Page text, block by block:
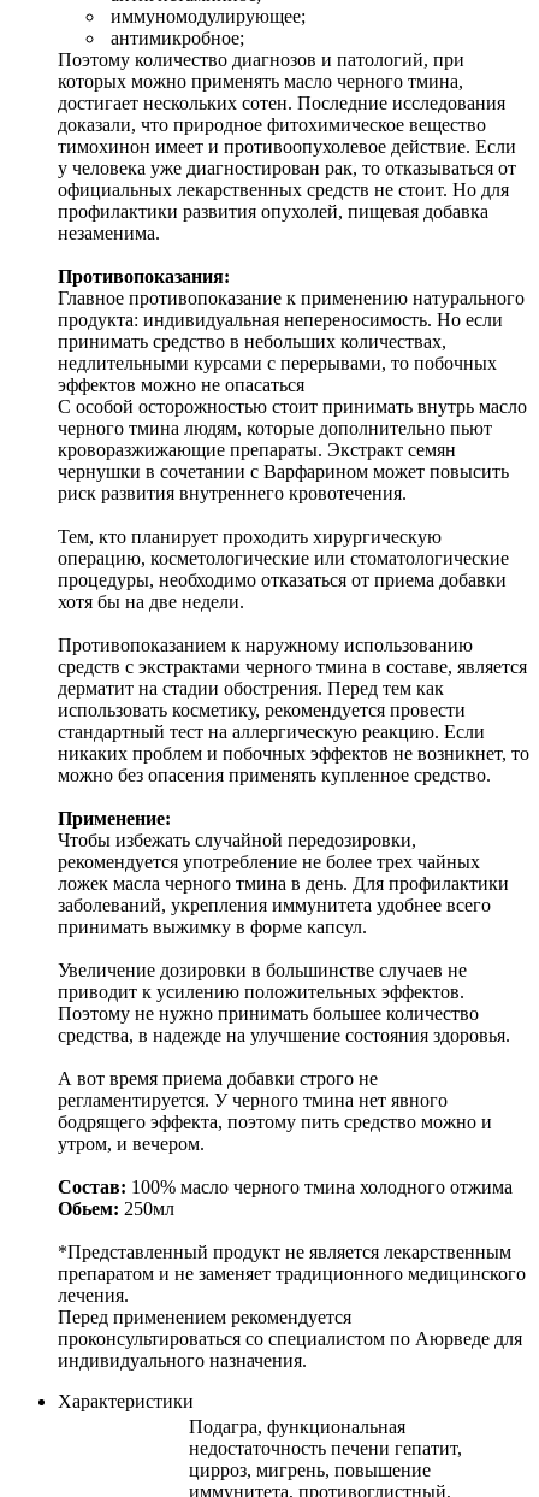
иммуномодулирующее;
антимикробное;
Поэтому количество диагнозов и патологий, при
которых можно применять масло черного тмина,
достигает нескольких сотен. Последние исследования
доказали, что природное фитохимическое вещество
тимохинон имеет и противоопухолевое действие. Если
у человека уже диагностирован рак, то отказываться от
официальных лекарственных средств не стоит. Но для
профилактики развития опухолей, пищевая добавка
незаменима.
Противопоказания:
Главное противопоказание к применению натурального
продукта: индивидуальная непереносимость. Но если
принимать средство в небольших количествах,
недлительными курсами с перерывами, то побочных
эффектов можно не опасаться
С особой осторожностью стоит принимать внутрь масло
черного тмина людям, которые дополнительно пьют
кроворазжижающие препараты. Экстракт семян
чернушки в сочетании с Варфарином может повысить
риск развития внутреннего кровотечения.
Тем, кто планирует проходить хирургическую
операцию, косметологические или стоматологические
процедуры, необходимо отказаться от приема добавки
хотя бы на две недели.
Противопоказанием к наружному использованию
средств с экстрактами черного тмина в составе, является
дерматит на стадии обострения. Перед тем как
использовать косметику, рекомендуется провести
стандартный тест на аллергическую реакцию. Если
никаких проблем и побочных эффектов не возникнет, то
можно без опасения применять купленное средство.
Применение:
Чтобы избежать случайной передозировки,
рекомендуется употребление не более трех чайных
ложек масла черного тмина в день. Для профилактики
заболеваний, укрепления иммунитета удобнее всего
принимать выжимку в форме капсул.
Увеличение дозировки в большинстве случаев не
приводит к усилению положительных эффектов.
Поэтому не нужно принимать большее количество
средства, в надежде на улучшение состояния здоровья.
А вот время приема добавки строго не
регламентируется. У черного тмина нет явного
бодрящего эффекта, поэтому пить средство можно и
утром, и вечером.
Состав: 100% масло черного тмина холодного отжима
Обьем: 250мл
*Представленный продукт не является лекарственным
препаратом и не заменяет традиционного медицинского
лечения.
Перед применением рекомендуется
проконсультироваться со специалистом по Аюрведе для
индивидуального назначения.
Характеристики
Подагра, функциональная
недостаточность печени гепатит,
цирроз, мигрень, повышение
иммунитета, противоглистный,